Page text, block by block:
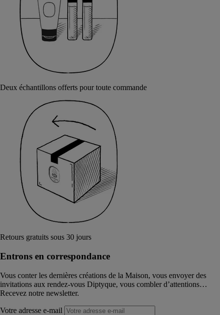
Deux échantillons offerts pour toute commande
Retours gratuits sous 30 jours
Entrons en correspondance​
Vous conter les dernières créations de la Maison, vous envoyer des
invitations aux rendez-vous Diptyque, vous combler d’attentions…
Recevez notre newsletter.
Votre adresse e-mail